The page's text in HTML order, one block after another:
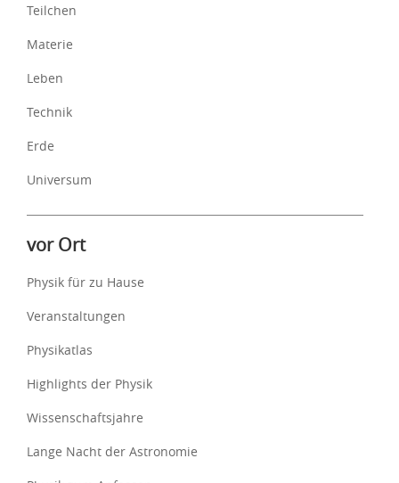
Teilchen
Materie
Leben
Technik
Erde
Universum
vor Ort
Physik für zu Hause
Veranstaltungen
Physikatlas
Highlights der Physik
Wissenschaftsjahre
Lange Nacht der Astronomie